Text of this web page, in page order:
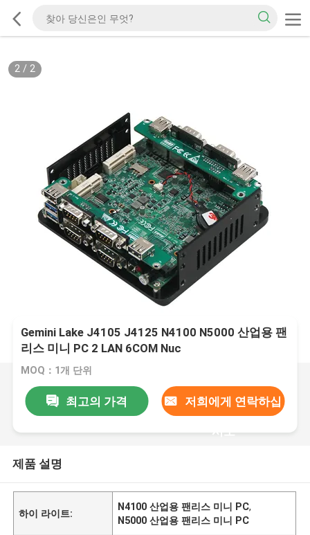
2/ 2
Gemini Lake J4105 J4125 N4100 N5000 산업용 팬
리스 미니 PC 2 LAN 6COM Nuc
MOQ：1개 단위
최고의 가격 저희에게 연락하십
시오
제품 설명
하이 라이트:
N4100 산업용 팬리스 미니 PC,
N5000 산업용 팬리스 미니 PC